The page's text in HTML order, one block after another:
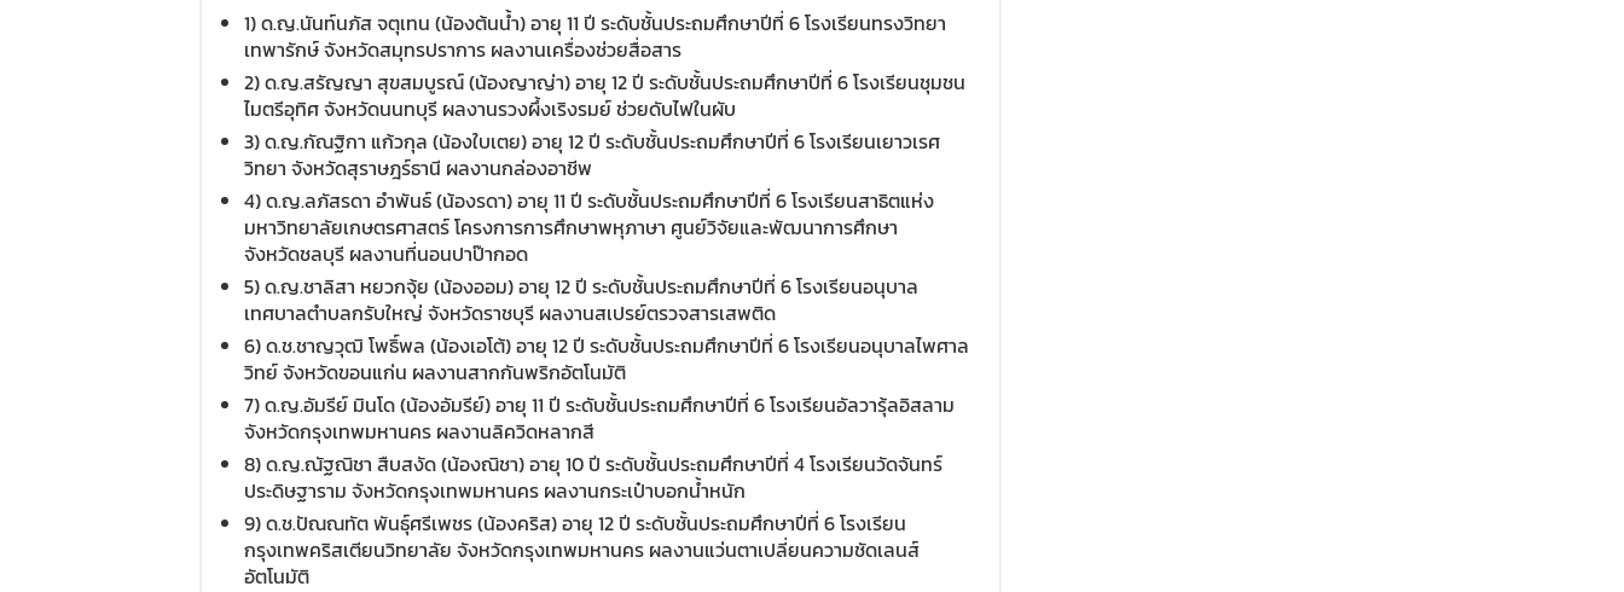
1) ด.ญ.นันท์นภัส จตุเทน (น้องต้นน้ำ) อายุ 11 ปี ระดับชั้นประถมศึกษาปีที่ 6 โรงเรียนทรงวิทยา
เทพารักษ์ จังหวัดสมุทรปราการ ผลงานเครื่องช่วยสื่อสาร
2) ด.ญ.สรัญญา สุขสมบูรณ์ (น้องญาญ่า) อายุ 12 ปี ระดับชั้นประถมศึกษาปีที่ 6 โรงเรียนชุมชน
ไมตรีอุทิศ จังหวัดนนทบุรี ผลงานรวงผึ้งเริงรมย์ ช่วยดับไฟในผับ
3) ด.ญ.กัณฐิกา แก้วกุล (น้องใบเตย) อายุ 12 ปี ระดับชั้นประถมศึกษาปีที่ 6 โรงเรียนเยาวเรศ
วิทยา จังหวัดสุราษฎร์ธานี ผลงานกล่องอาชีพ
4) ด.ญ.ลภัสรดา อำพันธ์ (น้องรดา) อายุ 11 ปี ระดับชั้นประถมศึกษาปีที่ 6 โรงเรียนสาธิตแห่ง
มหาวิทยาลัยเกษตรศาสตร์ โครงการการศึกษาพหุภาษา ศูนย์วิจัยและพัฒนาการศึกษา
จังหวัดชลบุรี ผลงานที่นอนปาป๊ากอด
5) ด.ญ.ชาลิสา หยวกจุ้ย (น้องออม) อายุ 12 ปี ระดับชั้นประถมศึกษาปีที่ 6 โรงเรียนอนุบาล
เทศบาลตำบลกรับใหญ่ จังหวัดราชบุรี ผลงานสเปรย์ตรวจสารเสพติด
6) ด.ช.ชาญวุฒิ โพธิ์พล (น้องเอโต้) อายุ 12 ปี ระดับชั้นประถมศึกษาปีที่ 6 โรงเรียนอนุบาลไพศาล
วิทย์ จังหวัดขอนแก่น ผลงานสากกันพริกอัตโนมัติ
7) ด.ญ.อัมรีย์ มินโด (น้องอัมรีย์) อายุ 11 ปี ระดับชั้นประถมศึกษาปีที่ 6 โรงเรียนอัลวารุ้ลอิสลาม
จังหวัดกรุงเทพมหานคร ผลงานลิควิดหลากสี
8) ด.ญ.ณัฐณิชา สืบสงัด (น้องณิชา) อายุ 10 ปี ระดับชั้นประถมศึกษาปีที่ 4 โรงเรียนวัดจันทร์
ประดิษฐาราม จังหวัดกรุงเทพมหานคร ผลงานกระเป๋าบอกน้ำหนัก
9) ด.ช.ปัณณทัต พันธุ์ศรีเพชร (น้องคริส) อายุ 12 ปี ระดับชั้นประถมศึกษาปีที่ 6 โรงเรียน
กรุงเทพคริสเตียนวิทยาลัย จังหวัดกรุงเทพมหานคร ผลงานแว่นตาเปลี่ยนความชัดเลนส์
อัตโนมัติ